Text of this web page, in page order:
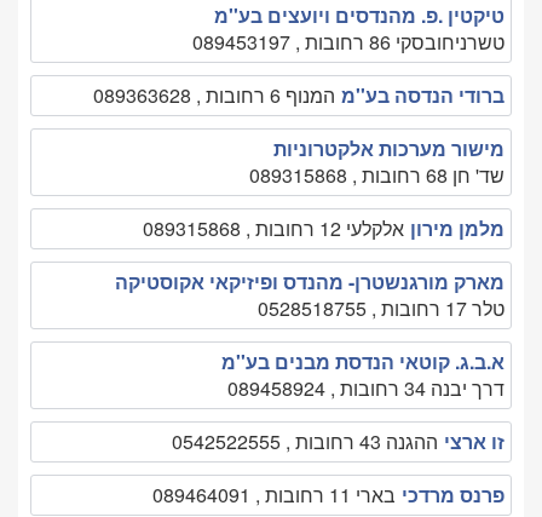
טיקטין .פ. מהנדסים ויועצים בע''מ
טשרניחובסקי 86 רחובות , 089453197
ברודי הנדסה בע''מ המנוף 6 רחובות , 089363628
מישור מערכות אלקטרוניות
שד' חן 68 רחובות , 089315868
מלמן מירון אלקלעי 12 רחובות , 089315868
מארק מורגנשטרן- מהנדס ופיזיקאי אקוסטיקה
טלר 17 רחובות , 0528518755
א.ב.ג. קוטאי הנדסת מבנים בע''מ
דרך יבנה 34 רחובות , 089458924
זו ארצי ההגנה 43 רחובות , 0542522555
פרנס מרדכי בארי 11 רחובות , 089464091